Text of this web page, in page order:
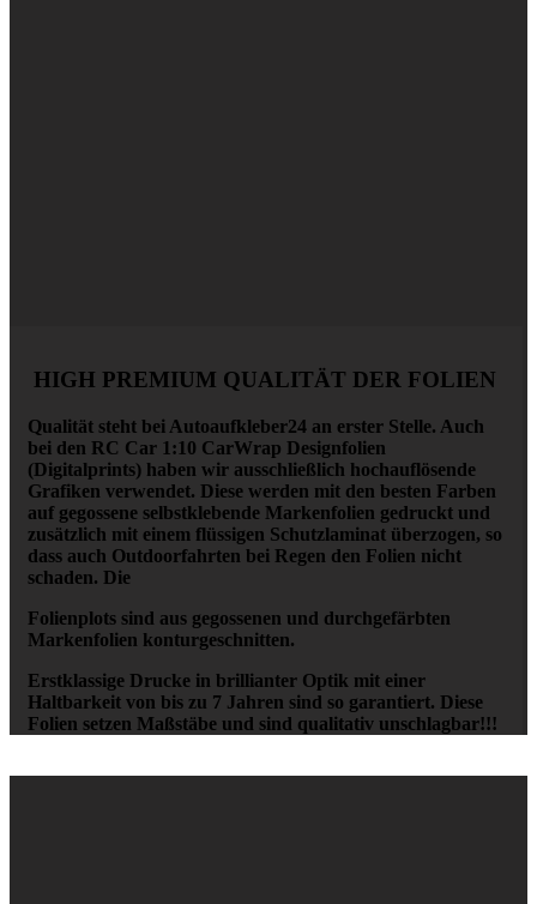
HIGH PREMIUM QUALITÄT DER FOLIEN
Qualität steht bei Autoaufkleber24 an erster Stelle. Auch
bei den RC Car 1:10 CarWrap Designfolien
(Digitalprints) haben wir ausschließlich hochauflösende
Grafiken verwendet. Diese werden mit den besten Farben
auf gegossene selbstklebende Markenfolien gedruckt und
zusätzlich mit einem flüssigen Schutzlaminat überzogen, so
dass auch Outdoorfahrten bei Regen den Folien nicht
schaden. Die
Folienplots sind aus gegossenen und durchgefärbten
Markenfolien konturgeschnitten.
Erstklassige Drucke in brillianter Optik mit einer
Haltbarkeit von bis zu 7 Jahren sind so garantiert. Diese
Folien setzen Maßstäbe und sind qualitativ unschlagbar!!!